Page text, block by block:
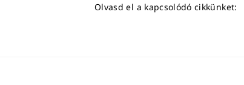
Olvasd el a kapcsolódó cikkünket: